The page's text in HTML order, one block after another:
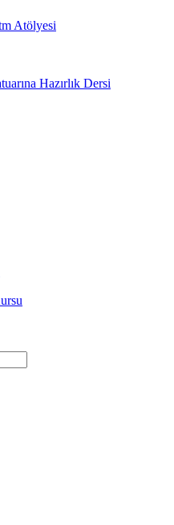
Atölyesi
Hazırlık Dersi